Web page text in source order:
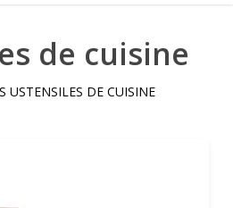
de cuisine
USTENSILES DE CUISINE